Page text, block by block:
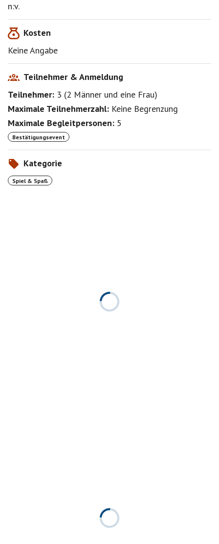
n:v.
Kosten
Keine Angabe
Teilnehmer & Anmeldung
Teilnehmer: 3 (2 Männer und eine Frau)
Maximale Teilnehmerzahl: Keine Begrenzung
Maximale Begleitpersonen: 5
Bestätigungsevent
Kategorie
Spiel & Spaß